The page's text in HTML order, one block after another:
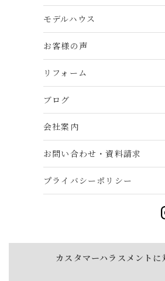
モデルハウス
お客様の声
リフォーム
ブログ
会社案内
お問い合わせ・資料請求
プライバシーポリシー
カスタマーハラスメントに